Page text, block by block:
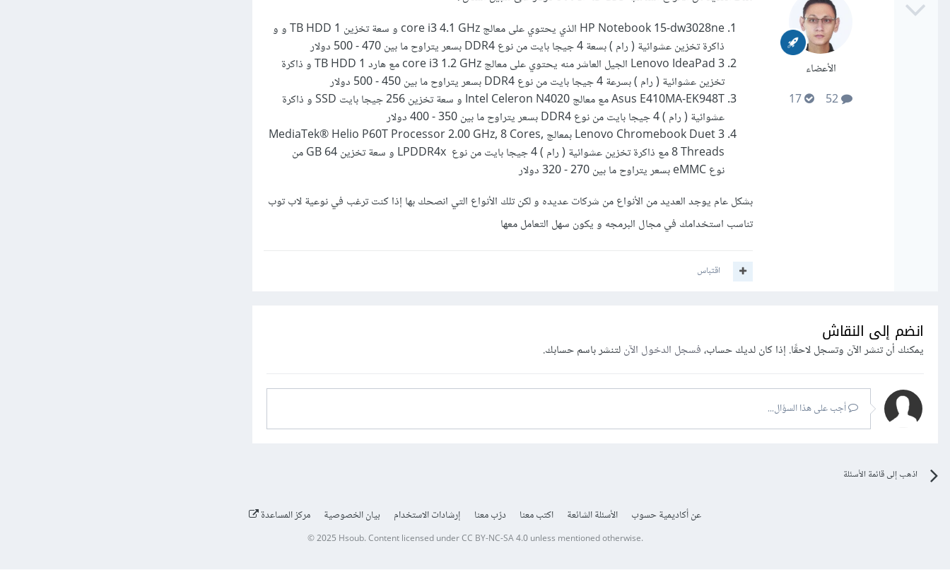
الأعضاء
HP Notebook 15-dw3028ne الذي يحتوي على معالج core i3 ‎4.1 GHz و سعة تخزين 1 TB HDD و و
ذاكرة تخزين عشوائية ( رام ) بسعة 4 جيجا بايت من نوع DDR4 بسعر يتراوح ما بين 470 - 500 دولار
Lenovo IdeaPad 3 الجيل العاشر منه يحتوي على معالج core i3 1.2 GHz مع هارد 1 TB HDD و ذاكرة
تخزين عشوائية ( رام ) بسرعة 4 جيجا بايت من نوع DDR4 بسعر يتراوح ما بين 450 - 500 دولار
Asus E410MA-EK948T مع معالج Intel Celeron N4020 و سعة تخزين 256 جيجا بايت SSD و ذاكرة
عشوائية ( رام ) 4 جيجا بايت من نوع DDR4 بسعر يتراوح ما بين 350 - 400 دولار
Lenovo Chromebook Duet 3 بمعالج MediaTek® Helio P60T Processor 2.00 GHz, 8 Cores,
8 Threads مع ذاكرة تخزين عشوائية ( رام ) 4 جيجا بايت من نوع LPDDR4x و سعة تخزين 64 GB من
نوع eMMC بسعر يتراوح ما بين 270 - 320 دولار
بشكل عام يوجد العديد من الأنواع من شركات عديده و لكن تلك الأنواع التي انصحك بها إذا كنت ترغب في نوعية لاب توب
تناسب استخدامك في مجال البرمجه و يكون سهل التعامل معها
اقتباس
انضم إلى النقاش
يمكنك أن تنشر الآن وتسجل لاحقًا. إذا كان لديك حساب،فسجل الدخول الآنلتنشر باسم حسابك.
أجب على هذا السؤال...
اذهب إلى قائمة الأسئلة
عن أكاديمية حسوب الأسئلة الشائعة اكتب معنا درّب معنا إرشادات الاستخدام بيان الخصوصية مركز المساعدة
© 2025 Hsoub.Content licensed underCC BY-NC-SA 4.0unless mentioned otherwise.